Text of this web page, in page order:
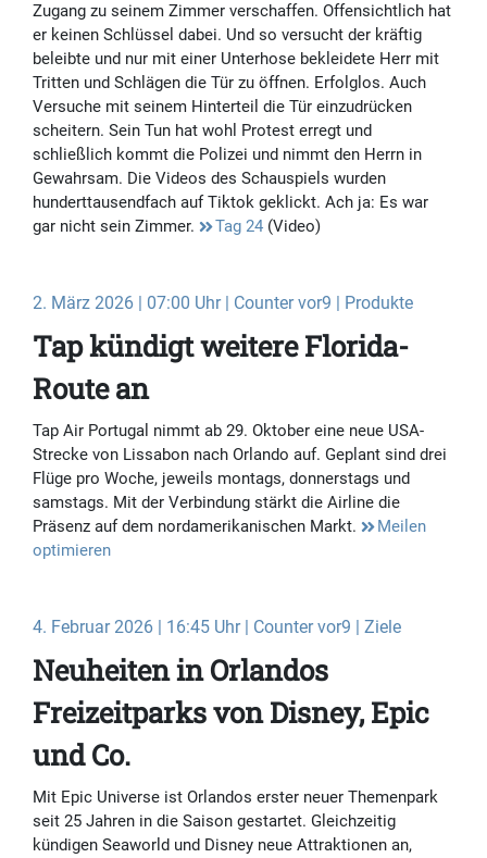
Zugang zu seinem Zimmer verschaffen. Offensichtlich hat
er keinen Schlüssel dabei. Und so versucht der kräftig
beleibte und nur mit einer Unterhose bekleidete Herr mit
Tritten und Schlägen die Tür zu öffnen. Erfolglos. Auch
Versuche mit seinem Hinterteil die Tür einzudrücken
scheitern. Sein Tun hat wohl Protest erregt und
schließlich kommt die Polizei und nimmt den Herrn in
Gewahrsam. Die Videos des Schauspiels wurden
hunderttausendfach auf Tiktok geklickt. Ach ja: Es war
gar nicht sein Zimmer.
Tag 24 (Video)
2. März 2026 | 07:00 Uhr | Counter vor9 | Produkte
Tap kündigt weitere Florida-
Route an
Tap Air Portugal nimmt ab 29. Oktober eine neue USA-
Strecke von Lissabon nach Orlando auf. Geplant sind drei
Flüge pro Woche, jeweils montags, donnerstags und
samstags. Mit der Verbindung stärkt die Airline die
Präsenz auf dem nordamerikanischen Markt.
Meilen
optimieren
4. Februar 2026 | 16:45 Uhr | Counter vor9 | Ziele
Neuheiten in Orlandos
Freizeitparks von Disney, Epic
und Co.
Mit Epic Universe ist Orlandos erster neuer Themenpark
seit 25 Jahren in die Saison gestartet. Gleichzeitig
kündigen Seaworld und Disney neue Attraktionen an,